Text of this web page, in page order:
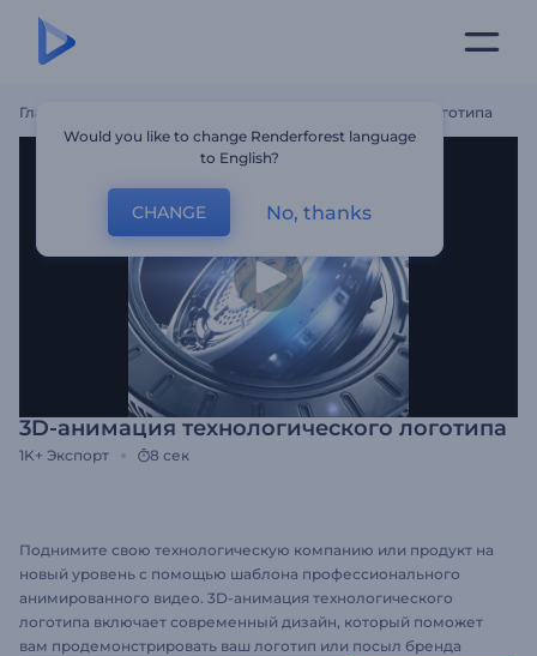
Главная 3D-Анимация Технологического Логотипа
3D-анимация технологического логотипа
1K+ Экспорт 8 сек
Поднимите свою технологическую компанию или продукт на
новый уровень с помощью шаблона профессионального
анимированного видео. 3D-анимация технологического
логотипа включает современный дизайн, который поможет
вам продемонстрировать ваш логотип или посыл бренда
Would you like to change Renderforest language
to English?
CHANGE No, thanks